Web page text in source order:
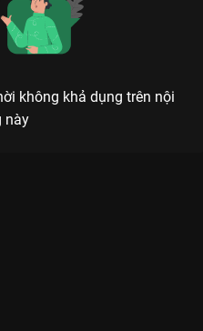
không khả dụng trên nội
này